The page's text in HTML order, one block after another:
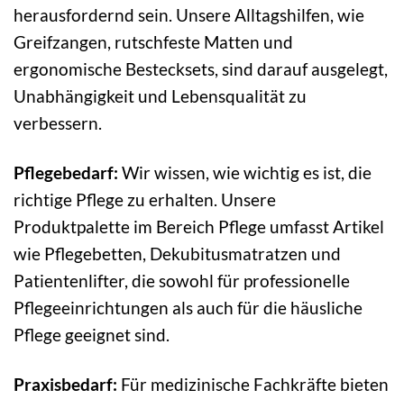
herausfordernd sein. Unsere Alltagshilfen, wie
Greifzangen, rutschfeste Matten und
ergonomische Bestecksets, sind darauf ausgelegt,
Unabhängigkeit und Lebensqualität zu
verbessern.
Pflegebedarf: Wir wissen, wie wichtig es ist, die
richtige Pflege zu erhalten. Unsere
Produktpalette im Bereich Pflege umfasst Artikel
wie Pflegebetten, Dekubitusmatratzen und
Patientenlifter, die sowohl für professionelle
Pflegeeinrichtungen als auch für die häusliche
Pflege geeignet sind.
Praxisbedarf: Für medizinische Fachkräfte bieten